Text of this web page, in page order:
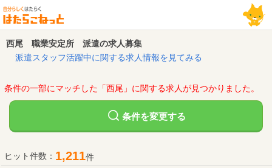
西尾 職業安定所 派遣の求人募集
派遣スタッフ活躍中に関する求人情報を見てみる
条件の一部にマッチした「西尾」に関する求人が見つかりました。
条件を変更する
ヒット件数： 1,211件